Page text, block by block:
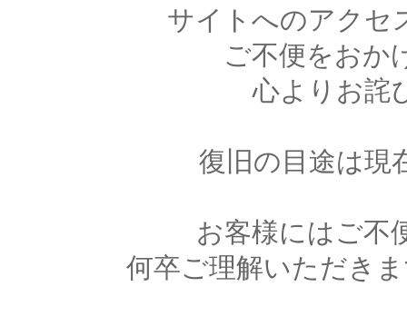
サイトへのアクセ
ご不便をおか
心よりお詫
復旧の目途は現
お客様にはご不
何卒ご理解いただき